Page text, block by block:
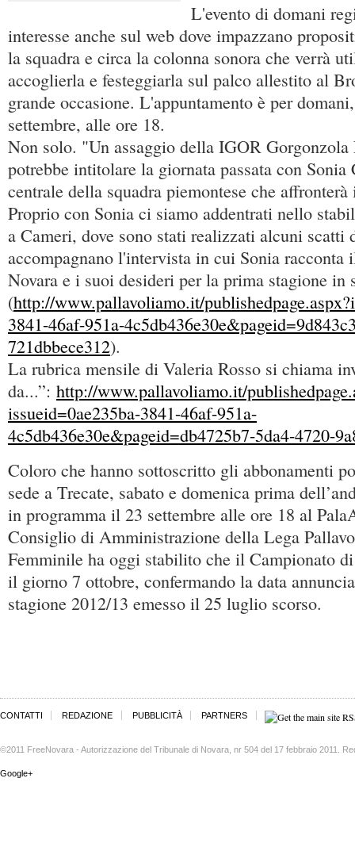
L'evento di domani
interesse anche sul web dove impazzano
la squadra e circa la colonna sonora che verrà
accoglierla e festeggiarla sul palco allestito al
grande occasione. L'appuntamento è per
settembre, alle ore 18.
Non solo. "Un assaggio della IGOR Gorgonzola
potrebbe intitolare la giornata passata con
centrale della squadra piemontese che
Proprio con Sonia ci siamo addentrati nello
a Cameri, dove sono stati realizzati alcuni scatti
accompagnano l'intervista in cui Sonia racconta
Novara e i suoi desideri per la prima stagione in
(http://www.pallavoliamo.it/
3841-46af-951a-
721dbbece312).
La rubrica mensile di Valeria Rosso si chiama
da...”: http://www.pallavoliamo.it/
issueid=0ae235ba-3841-46af-951a-
4c5db436e30e&pageid=db4725b7-5da4-4720-
Coloro che hanno sottoscritto gli abbonamenti
sede a Trecate, sabato e domenica prima
in programma il 23 settembre alle ore 18 al
Consiglio di Amministrazione della Lega
Femminile ha oggi stabilito che il Campionato
il giorno 7 ottobre, confermando la data
stagione 2012/13 emesso il 25 luglio scorso.
CONTATTI REDAZIONE PUBBLICITÀ PARTNERS
©2011 FreeNovara - Autorizzazione del Tribunale di Novara, nr 504 del 17 febbraio 2011.
Google+